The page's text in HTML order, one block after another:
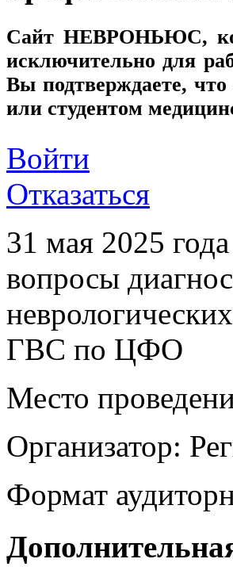
Сайт НЕВРОНЬЮС,
исключительно для
Вы подтверждаете,
или студентом
Войти
Отказаться
31 мая 2025
вопросы
ГВС по ЦФО
Место
Организатор:
Формат